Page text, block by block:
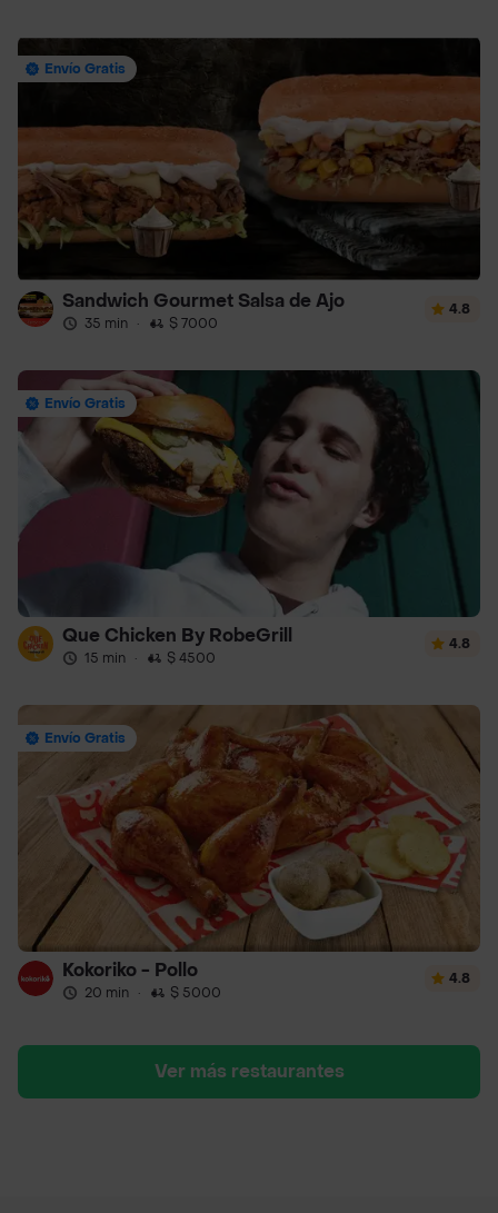
Envío Gratis
Sandwich Gourmet Salsa de Ajo
35 min · $ 7000
4.8
Envío Gratis
Que Chicken By RobeGrill
15 min · $ 4500
4.8
Envío Gratis
Kokoriko - Pollo
20 min · $ 5000
4.8
Ver más restaurantes